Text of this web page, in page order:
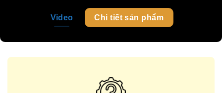
Video Chi tiết sản phẩm